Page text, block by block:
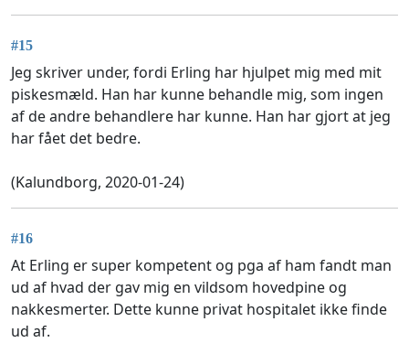
#15
Jeg skriver under, fordi Erling har hjulpet mig med mit
piskesmæld. Han har kunne behandle mig, som ingen
af de andre behandlere har kunne. Han har gjort at jeg
har fået det bedre.
(Kalundborg, 2020-01-24)
#16
At Erling er super kompetent og pga af ham fandt man
ud af hvad der gav mig en vildsom hovedpine og
nakkesmerter. Dette kunne privat hospitalet ikke finde
ud af.